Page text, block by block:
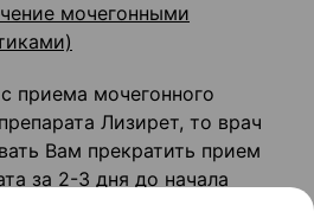
мочегонными
приема мочегонного
Лизирет, то врач
Вам прекратить прием
за 2-3 дня до начала